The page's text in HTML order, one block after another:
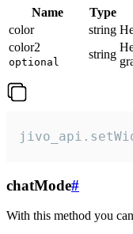
Name Type
color
string
color2
optional
string
chatMode#
With this method you